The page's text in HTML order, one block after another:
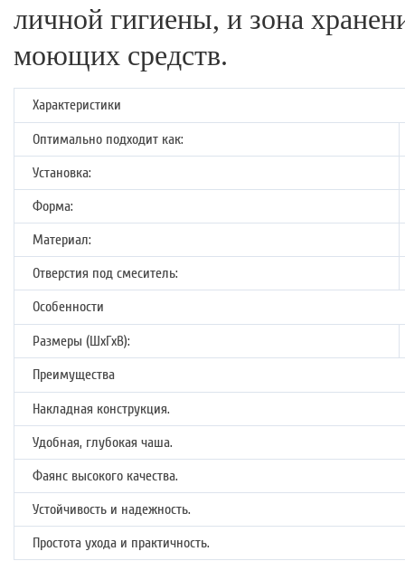
личной гигиены, и зона
моющих средств.
Характеристики
Оптимально подходит как:
Установка:
Форма:
Материал:
Отверстия под смеситель:
Особенности
Размеры (ШхГхВ):
Преимущества
Накладная конструкция.
Удобная, глубокая чаша.
Фаянс высокого качества.
Устойчивость и надежность.
Простота ухода и практичность.